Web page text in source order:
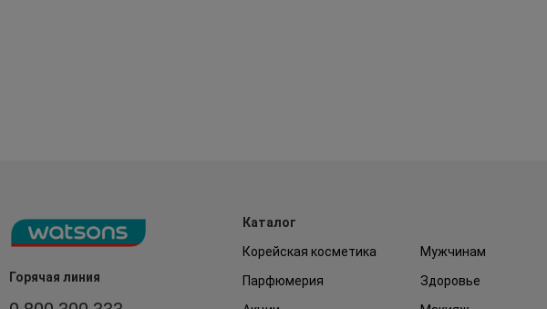
Горячая линия
Каталог
Корейская косметика
Мужчинам
Парфюмерия
Здоровье